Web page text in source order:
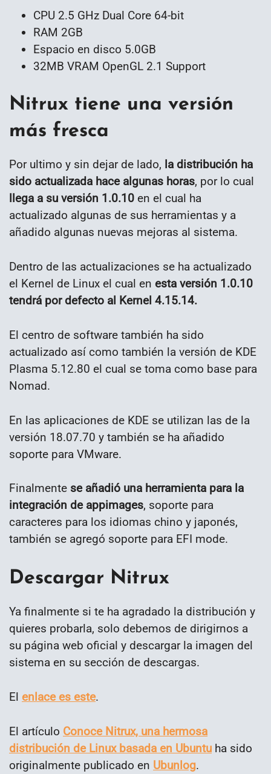
CPU 2.5 GHz Dual Core 64-bit
RAM 2GB
Espacio en disco 5.0GB
32MB VRAM OpenGL 2.1 Support
Nitrux tiene una versión
más fresca
Por ultimo y sin dejar de lado, la distribución ha
sido actualizada hace algunas horas, por lo cual
llega a su versión 1.0.10 en el cual ha
actualizado algunas de sus herramientas y a
añadido algunas nuevas mejoras al sistema.
Dentro de las actualizaciones se ha actualizado
el Kernel de Linux el cual en esta versión 1.0.10
tendrá por defecto al Kernel 4.15.14.
El centro de software también ha sido
actualizado así como también la versión de KDE
Plasma 5.12.80 el cual se toma como base para
Nomad.
En las aplicaciones de KDE se utilizan las de la
versión 18.07.70 y también se ha añadido
soporte para VMware.
Finalmente se añadió una herramienta para la
integración de appimages, soporte para
caracteres para los idiomas chino y japonés,
también se agregó soporte para EFI mode.
Descargar Nitrux
Ya finalmente si te ha agradado la distribución y
quieres probarla, solo debemos de dirigirnos a
su página web oficial y descargar la imagen del
sistema en su sección de descargas.
El enlace es este.
El artículo Conoce Nitrux, una hermosa
distribución de Linux basada en Ubuntu ha sido
originalmente publicado en Ubunlog.